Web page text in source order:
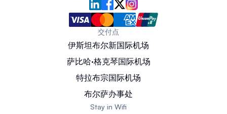
交付点
伊斯坦布尔新国际机场
萨比哈·格克琴国际机场
特拉布宗国际机场
布尔萨办事处
Stay in Wifi